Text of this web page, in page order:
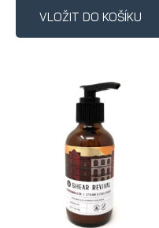
VLOŽIT DO KOŠÍKU